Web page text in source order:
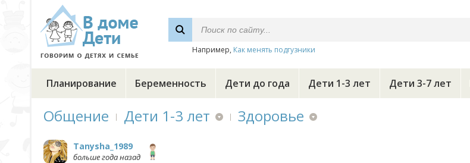
Например, Как менять подгузники
Планирование Беременность Дети до года Дети 1-3 лет Дети 3-7 лет
Общение Дети 1-3 лет Здоровье
Tanysha_1989
больше года назад